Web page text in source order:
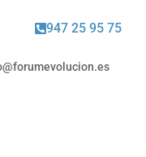
947 25 95 75